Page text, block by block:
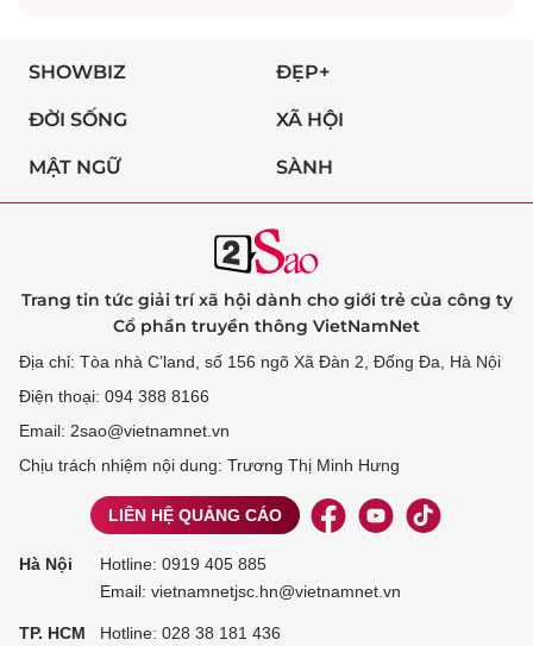
SHOWBIZ ĐẸP+
ĐỜI SỐNG XÃ HỘI
MẬT NGỮ SÀNH
Trang tin tức giải trí xã hội dành cho giới trẻ của công ty
Cổ phần truyền thông VietNamNet
Địa chỉ: Tòa nhà C’land, số 156 ngõ Xã Đàn 2, Đống Đa, Hà Nội
Điện thoại: 094 388 8166
Email: 2sao@vietnamnet.vn
Chịu trách nhiệm nội dung: Trương Thị Minh Hưng
LIÊN HỆ QUẢNG CÁO
Hà Nội Hotline: 0919 405 885
Email: vietnamnetjsc.hn@vietnamnet.vn
TP. HCM Hotline: 028 38 181 436